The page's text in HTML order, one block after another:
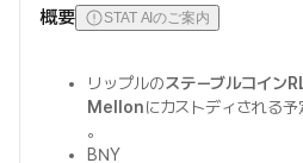
概要 STAT AIのご案内
リップルのステーブルコイン
Mellonにカストディされる
。
BNY